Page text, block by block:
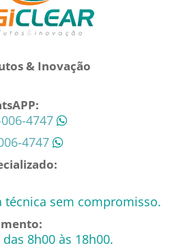
& Inovação
4747
4747
técnica sem compromisso.
8h00 às 18h00.